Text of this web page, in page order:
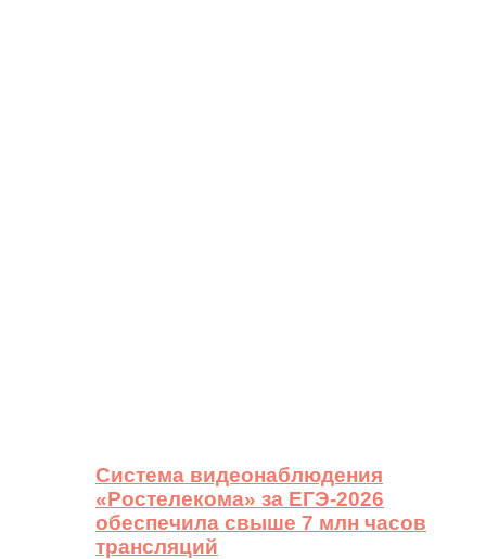
Система видеонаблюдения
«Ростелекома» за ЕГЭ-2026
обеспечила свыше 7 млн часов
трансляций